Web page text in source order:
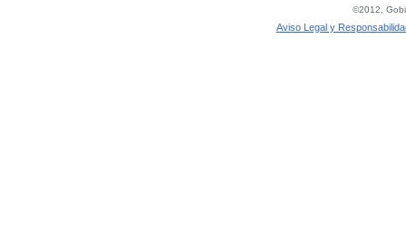
©2012,
Aviso Legal y